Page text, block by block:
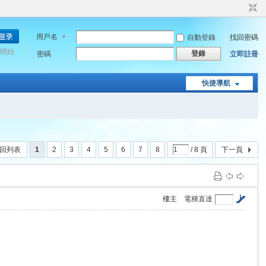
用戶名 自動登錄
找回密碼
密碼
登錄 立即註冊
始
快捷導航
1 2 3 4 5 6 7 8 / 8 頁 下一頁
列表
電梯直達
樓主